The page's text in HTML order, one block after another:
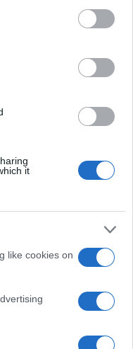
it
like cookies on
strati
in
sei
di